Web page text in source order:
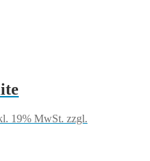
19% MwSt. zzgl.